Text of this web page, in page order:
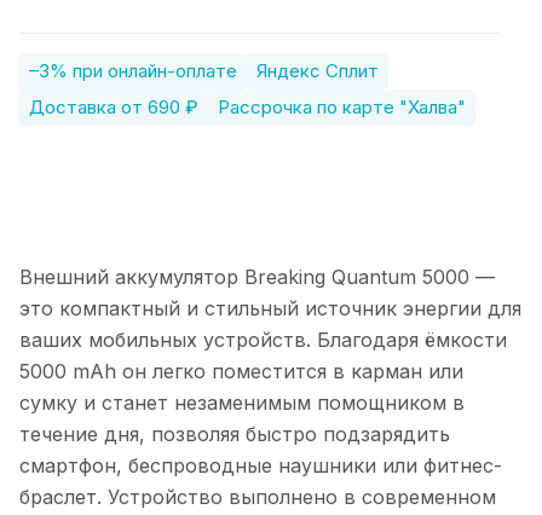
–3% при онлайн-оплате
Яндекс Сплит
Доставка от 690 ₽
Рассрочка по карте "Халва"
Внешний аккумулятор Breaking Quantum 5000 —
это компактный и стильный источник энергии для
ваших мобильных устройств. Благодаря ёмкости
5000 mAh он легко поместится в карман или
сумку и станет незаменимым помощником в
течение дня, позволяя быстро подзарядить
смартфон, беспроводные наушники или фитнес-
браслет. Устройство выполнено в современном